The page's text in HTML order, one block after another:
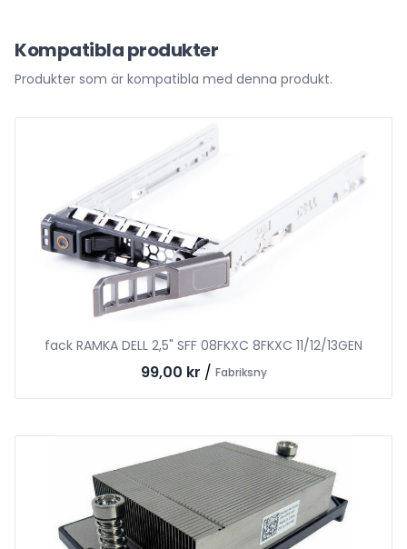
Kompatibla produkter
Produkter som är kompatibla med denna produkt.
fack RAMKA DELL 2,5" SFF 08FKXC 8FKXC 11/12/13GEN
99,00 kr / Fabriksny